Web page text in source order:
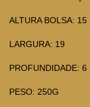
ALTURA BOLSA: 15
LARGURA: 19
PROFUNDIDADE: 6
PESO: 250G